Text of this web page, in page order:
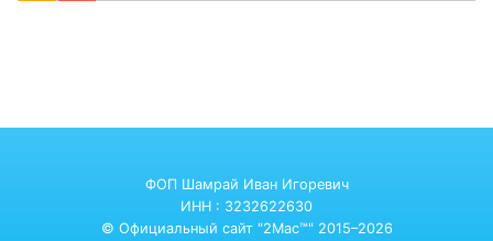
ФОП Шамрай Иван Игоревич
ИНН : 3232622630
© Официальный сайт "2Mac™" 2015–2026